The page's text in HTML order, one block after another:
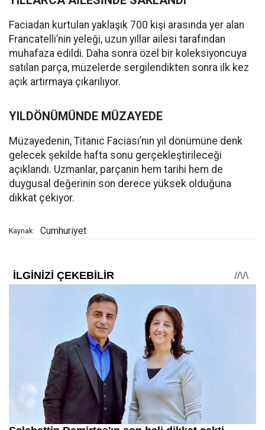
Faciadan kurtulan yaklaşık 700 kişi arasında yer alan
Francatelli’nin yeleği, uzun yıllar ailesi tarafından
muhafaza edildi. Daha sonra özel bir koleksiyoncuya
satılan parça, müzelerde sergilendikten sonra ilk kez
açık artırmaya çıkarılıyor.
YILDÖNÜMÜNDE MÜZAYEDE
Müzayedenin, Titanic Faciası’nın yıl dönümüne denk
gelecek şekilde hafta sonu gerçekleştirileceği
açıklandı. Uzmanlar, parçanın hem tarihi hem de
duygusal değerinin son derece yüksek olduğuna
dikkat çekiyor.
Kaynak: Cumhuriyet